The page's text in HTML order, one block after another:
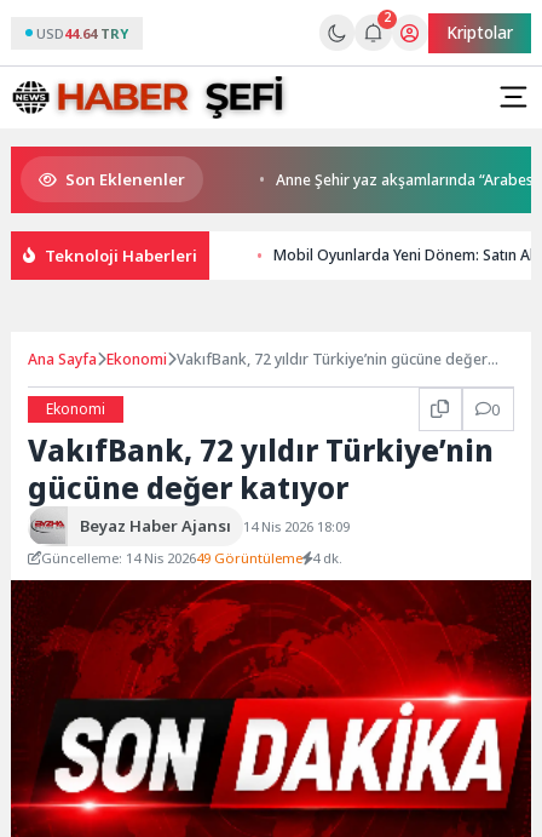
USD44.64 TRY
2
Kriptolar
Son Eklenenler
kupalar sahiplerini buldu Anne Şehir yaz akşamlarında “Arabesk”
Teknoloji Haberleri Mobil Oyunlarda Yeni Dönem: Satın
Ana Sayfa Ekonomi VakıfBank, 72 yıldır Türkiye’nin gücüne değer
Ekonomi
0
VakıfBank, 72 yıldır Türkiye’nin
gücüne değer katıyor
Beyaz Haber Ajansı
14 Nis 2026 18:09
Güncelleme: 14 Nis 202649 Görüntüleme 4 dk.